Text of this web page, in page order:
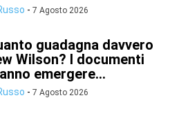
- 7 Agosto 2026
guadagna davvero
Wilson? I documenti
emergere...
- 7 Agosto 2026